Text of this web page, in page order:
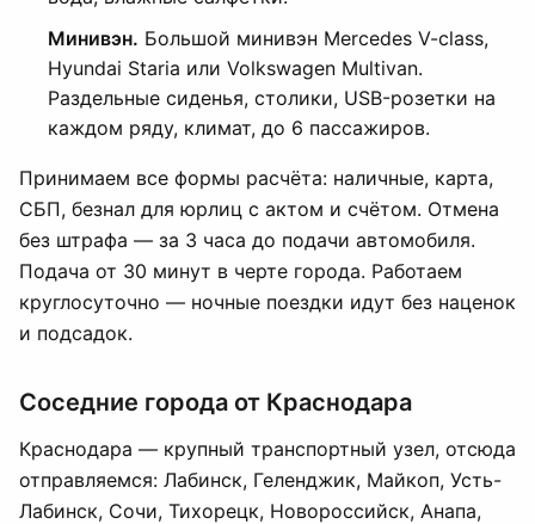
Минивэн. Большой минивэн Mercedes V-class,
Hyundai Staria или Volkswagen Multivan.
Раздельные сиденья, столики, USB-розетки на
каждом ряду, климат, до 6 пассажиров.
Принимаем все формы расчёта: наличные, карта,
СБП, безнал для юрлиц с актом и счётом. Отмена
без штрафа — за 3 часа до подачи автомобиля.
Подача от 30 минут в черте города. Работаем
круглосуточно — ночные поездки идут без наценок
и подсадок.
Соседние города от Краснодара
Краснодара — крупный транспортный узел, отсюда
отправляемся: Лабинск, Геленджик, Майкоп, Усть-
Лабинск, Сочи, Тихорецк, Новороссийск, Анапа,